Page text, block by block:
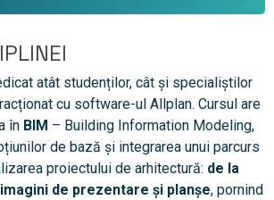
atât studenților, cât și specialiștilor
cu software-ul Allplan. Cursul are
în BIM – Building Information Modeling,
de bază și integrarea unui parcurs
proiectului de arhitectură: de la
de prezentare și planșe, pornind